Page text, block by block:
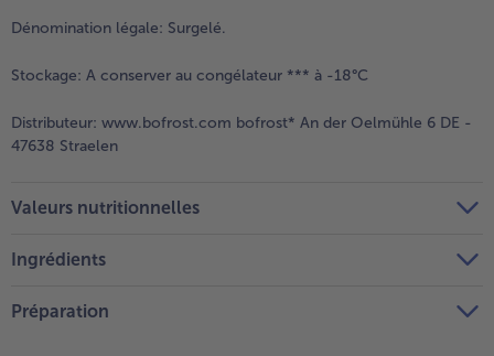
Dénomination légale: Surgelé.
Stockage: A conserver au congélateur *** à -18°C
Distributeur: www.bofrost.com bofrost* An der Oelmühle 6 DE -
47638 Straelen
Valeurs nutritionnelles
Ingrédients
Préparation